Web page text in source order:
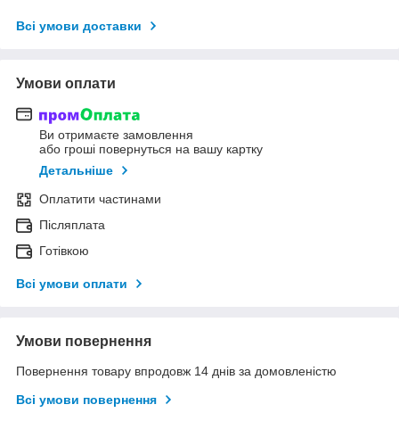
Всі умови доставки
Умови оплати
Ви отримаєте замовлення
або гроші повернуться на вашу картку
Детальніше
Оплатити частинами
Післяплата
Готівкою
Всі умови оплати
Умови повернення
Повернення товару впродовж 14 днів за домовленістю
Всі умови повернення